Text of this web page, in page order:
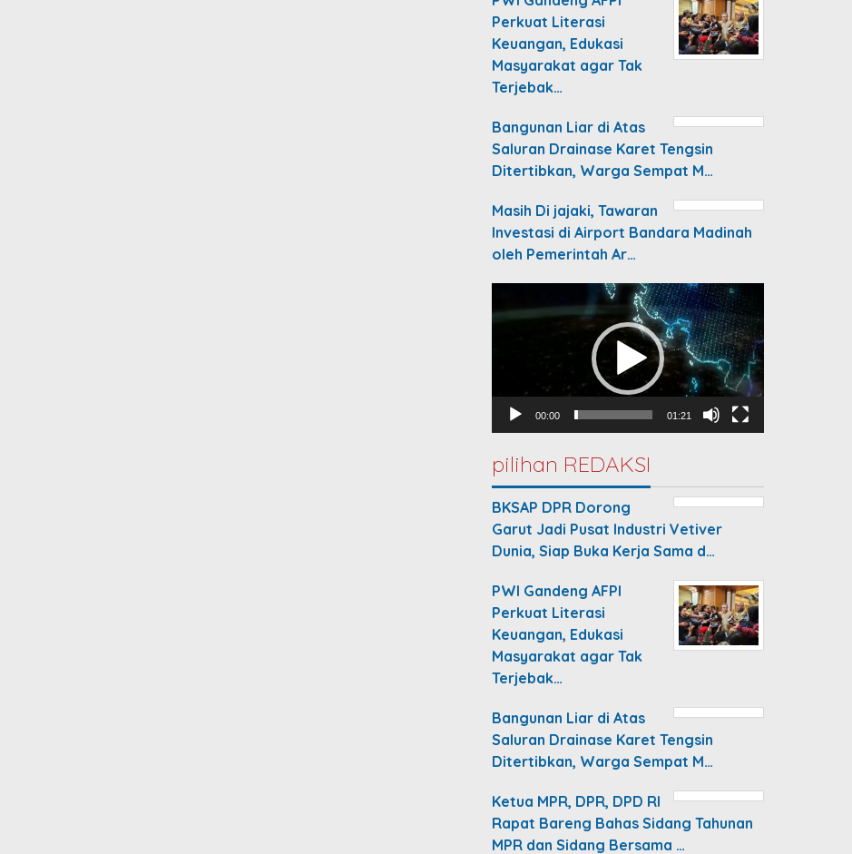
Perkuat Literasi
Keuangan, Edukasi
Masyarakat agar Tak
Terjebak…
Bangunan Liar di Atas
Saluran Drainase Karet Tengsin
Ditertibkan, Warga Sempat M…
Masih Di jajaki, Tawaran
Investasi di Airport Bandara Madinah
oleh Pemerintah Ar…
Player
00:00 01:21
pilihan REDAKSI
BKSAP DPR Dorong
Garut Jadi Pusat Industri Vetiver
Dunia, Siap Buka Kerja Sama d…
PWI Gandeng AFPI
Perkuat Literasi
Keuangan, Edukasi
Masyarakat agar Tak
Terjebak…
Bangunan Liar di Atas
Saluran Drainase Karet Tengsin
Ditertibkan, Warga Sempat M…
Ketua MPR, DPR, DPD RI
Rapat Bareng Bahas Sidang Tahunan
MPR dan Sidang Bersama …